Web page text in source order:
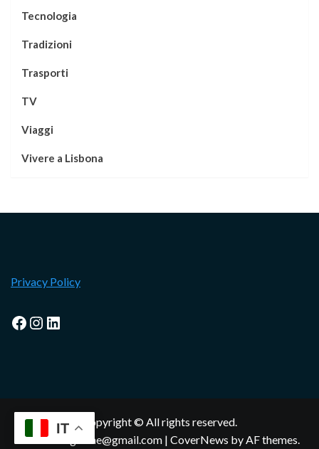
Tecnologia
Tradizioni
Trasporti
TV
Viaggi
Vivere a Lisbona
Privacy Policy
Facebook
Instagram
LinkedIn
Copyright © All rights reserved.
lisbonamagazine@gmail.com | CoverNews by AF themes.
IT